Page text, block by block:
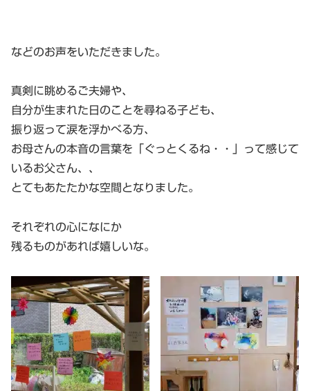
などのお声をいただきました。
真剣に眺めるご夫婦や、
自分が生まれた日のことを尋ねる子ども、
振り返って涙を浮かべる方、
お母さんの本音の言葉を「ぐっとくるね・・」って感じて
いるお父さん、、
とてもあたたかな空間となりました。
それぞれの心になにか
残るものがあれば嬉しいな。